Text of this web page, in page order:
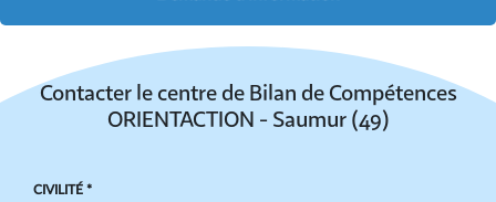
Contacter le centre de Bilan de Compétences
ORIENTACTION - Saumur (49)
CIVILITÉ *